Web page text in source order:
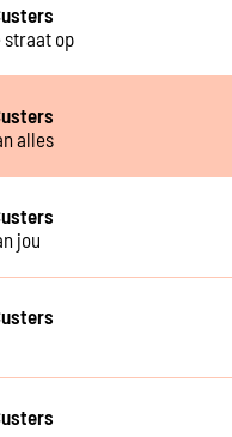
straat op
alles
jou